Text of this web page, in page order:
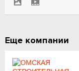
Еще компании